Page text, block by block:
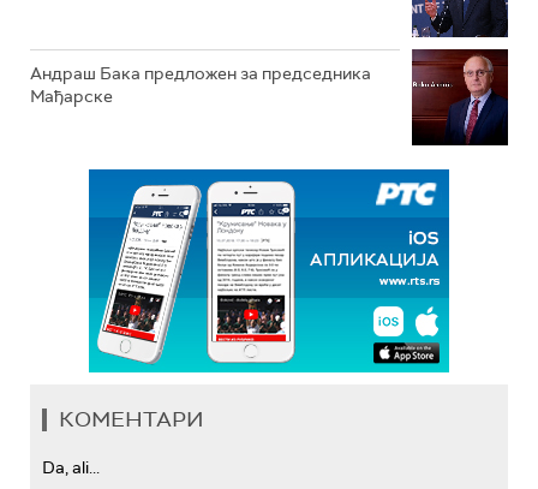
Андраш Бакa предложен за председника
Мађарске
КОМЕНТАРИ
Da, ali...